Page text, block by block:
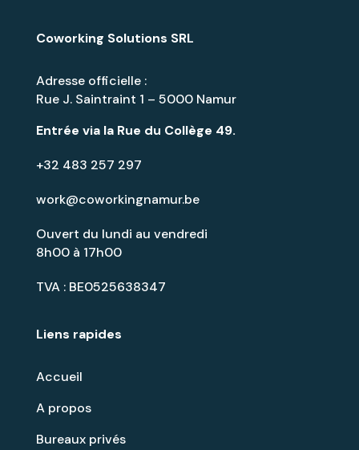
Liens rapides
Accueil
A propos
Bureaux privés
Coworking Solutions SRL
Adresse officielle :
Rue J. Saintraint 1 – 5000 Namur
Entrée via la Rue du Collège 49.
+32 483 257 297
work@coworkingnamur.be
Ouvert du lundi au vendredi
8h00 à 17h00
TVA : BE0525638347